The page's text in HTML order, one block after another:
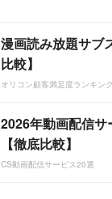
漫画読み放題サブ
比較】
オリコン顧客満足度ランキン
2026年動画配信
【徹底比較】
CS動画配信サービス20選